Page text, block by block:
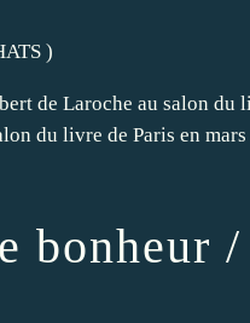
)
de Laroche au salon du
du livre de Paris en
bonheur